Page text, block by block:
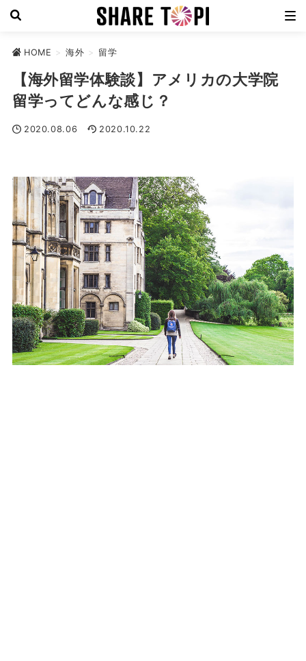
HOME > 海外 > 留学
【海外留学体験談】アメリカの大学院
留学ってどんな感じ？
2020.08.06 2020.10.22